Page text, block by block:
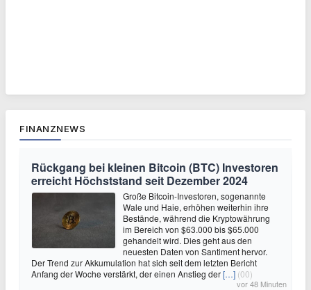
FINANZNEWS
Rückgang bei kleinen Bitcoin (BTC) Investoren
erreicht Höchststand seit Dezember 2024
Große Bitcoin-Investoren, sogenannte
Wale und Haie, erhöhen weiterhin ihre
Bestände, während die Kryptowährung
im Bereich von $63.000 bis $65.000
gehandelt wird. Dies geht aus den
neuesten Daten von Santiment hervor.
Der Trend zur Akkumulation hat sich seit dem letzten Bericht
Anfang der Woche verstärkt, der einen Anstieg der[…] (00)
vor 48 Minuten